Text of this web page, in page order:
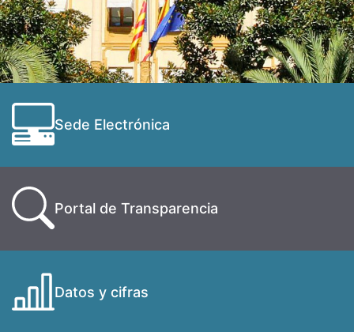
Sede Electrónica
Portal de Transparencia
Datos y cifras